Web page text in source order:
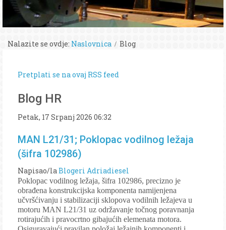
Nalazite se ovdje: Naslovnica Blog
Pretplati se na ovaj RSS feed
Blog HR
Petak, 17 Srpanj 2026 06:32
MAN L21/31; Poklopac vodilnog ležaja
(šifra 102986)
Napisao/laBlogeri Adriadiesel
Poklopac vodilnog ležaja, šifra 102986, precizno je
obrađena konstrukcijska komponenta namijenjena
učvršćivanju i stabilizaciji sklopova vodilnih ležajeva u
motoru MAN L21/31 uz održavanje točnog poravnanja
rotirajućih i pravocrtno gibajućih elemenata motora.